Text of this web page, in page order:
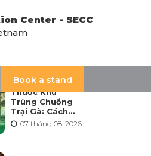
Center - SECC
Book a stand
Thuốc Khử
Trùng Chuồng
Trại Gà: Cách
Chọn, Pha Và Sử
Dụng An Toàn
07 tháng 08. 2026